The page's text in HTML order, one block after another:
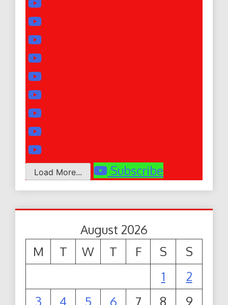
Load More... Subscribe
August 2026
M
T W T F S
S
1
2
3
4 5 6 7 8 9